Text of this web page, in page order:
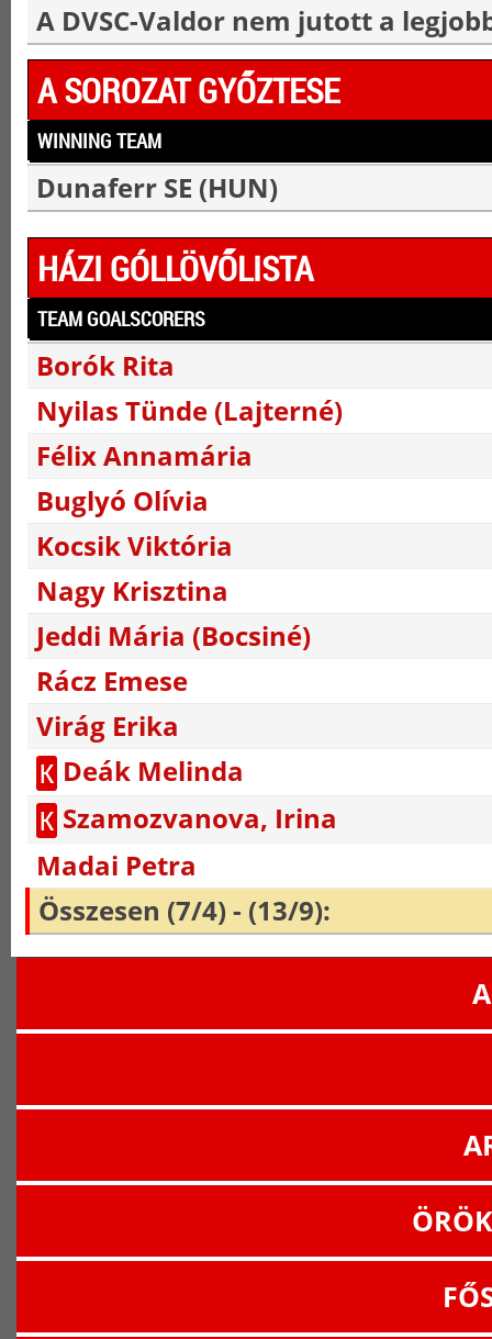
A DVSC-Valdor nem jutott a
A SOROZAT GYŐZTESE
WINNING TEAM
Dunaferr SE (HUN)
HÁZI GÓLLÖVŐLISTA
TEAM GOALSCORERS
Borók Rita
Nyilas Tünde (Lajterné)
Félix Annamária
Buglyó Olívia
Kocsik Viktória
Nagy Krisztina
Jeddi Mária (Bocsiné)
Rácz Emese
Virág Erika
K Deák Melinda
K Szamozvanova, Irina
Madai Petra
Összesen (7/4) - (13/9):